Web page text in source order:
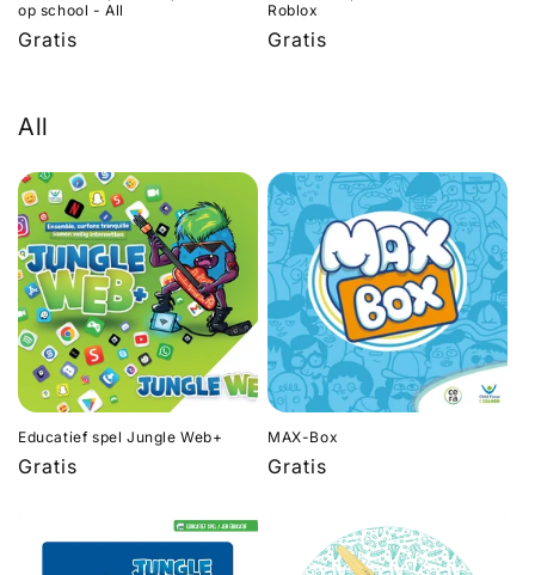
op school - All
Normale
Gratis
Roblox
Normale
Gratis
All
Educatief spel Jungle Web+
Normale
Gratis
MAX-Box
Normale
Gratis